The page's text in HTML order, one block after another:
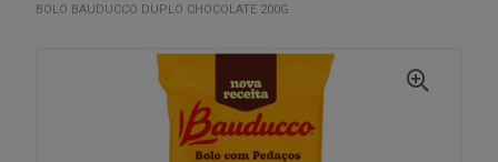
BOLO BAUDUCCO DUPLO CHOCOLATE 200G